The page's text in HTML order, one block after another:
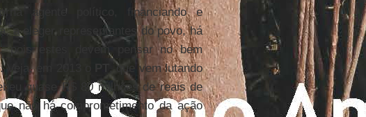
agente político, financiando e
a eleger representantes do povo, há
pois estes devem pensar no bem
Veja, em 2013 o
, que vem lutando
quase R$ 80 milhões de reais de
não há comprometimento da ação